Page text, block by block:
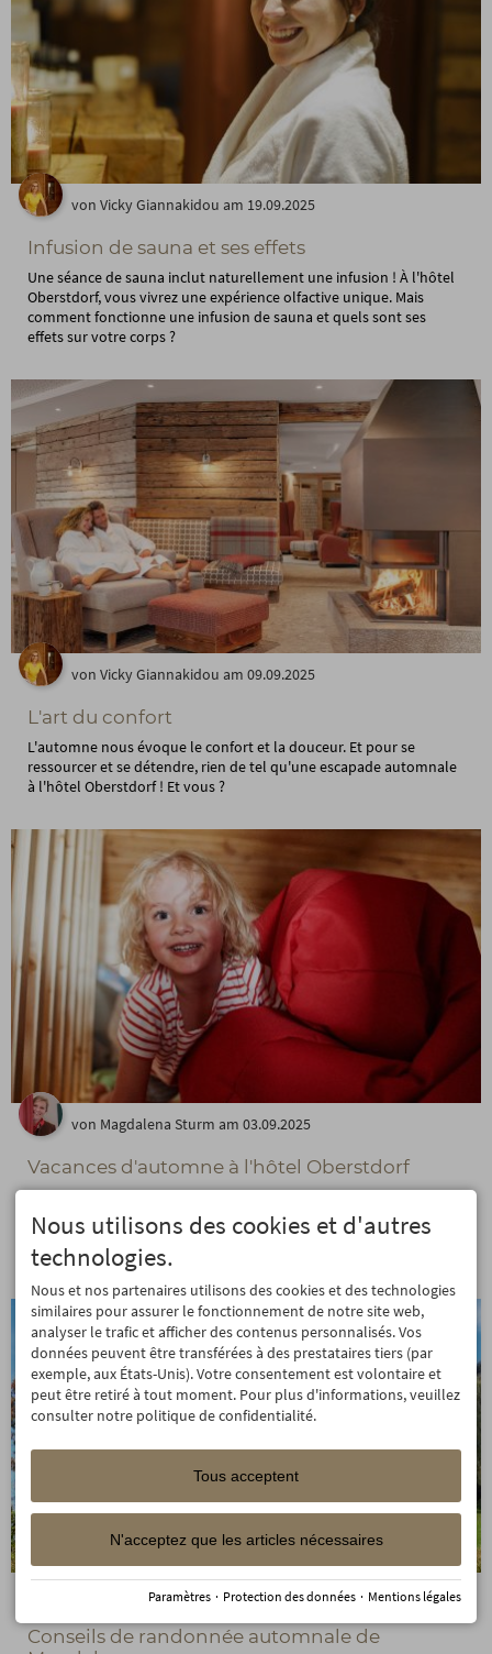
von Vicky Giannakidou am 19.09.2025
Infusion de sauna et ses effets
Une séance de sauna inclut naturellement une infusion ! À l'hôtel
Oberstdorf, vous vivrez une expérience olfactive unique. Mais
comment fonctionne une infusion de sauna et quels sont ses
effets sur votre corps ?
von Vicky Giannakidou am 09.09.2025
L'art du confort
L'automne nous évoque le confort et la douceur. Et pour se
ressourcer et se détendre, rien de tel qu'une escapade automnale
à l'hôtel Oberstdorf ! Et vous ?
von Magdalena Sturm am 03.09.2025
Vacances d'automne à l'hôtel Oberstdorf
Les vacances d'été sont à peine terminées et les vacances
d'automne approchent à grands pas. Il est donc temps de planifier
vos prochaines vacances ! :-) Que diriez-vous d'un mélange parfait
d'activité, de détente, de nature et d'aventure ? C'est ...
von Magdalena Sturm am 02.09.2025
Conseils de randonnée automnale de
Nous utilisons des cookies et d'autres
technologies.
Nous et nos partenaires utilisons des cookies et des technologies
similaires pour assurer le fonctionnement de notre site web,
analyser le trafic et afficher des contenus personnalisés. Vos
données peuvent être transférées à des prestataires tiers (par
exemple, aux États-Unis). Votre consentement est volontaire et
peut être retiré à tout moment. Pour plus d'informations, veuillez
consulter notre politique de confidentialité.
Tous acceptent
N'acceptez que les articles nécessaires
Paramètres · Protection des données · Mentions légales